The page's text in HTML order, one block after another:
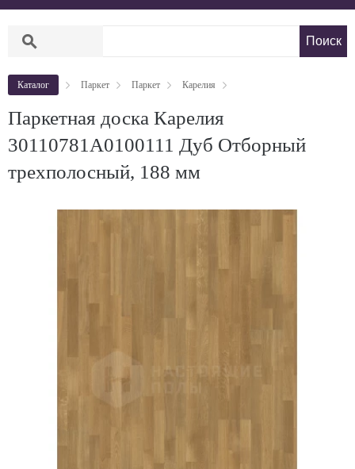
search
Каталог Паркет Паркет Карелия
Паркетная доска Карелия
30110781A0100111 Дуб Отборный
трехполосный, 188 мм